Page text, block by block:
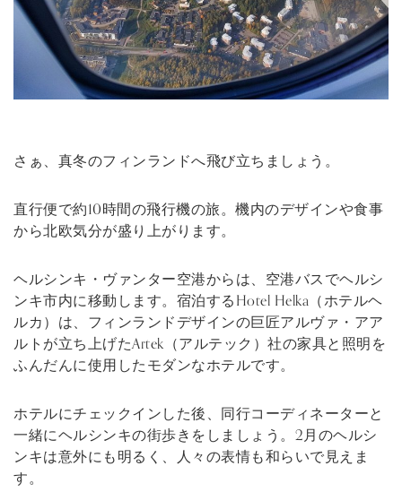
さぁ、真冬のフィンランドへ飛び立ちましょう。
直行便で約10時間の飛行機の旅。機内のデザインや食事
から北欧気分が盛り上がります。
ヘルシンキ・ヴァンター空港からは、空港バスでヘルシ
ンキ市内に移動します。宿泊するHotel Helka（ホテルヘ
ルカ）は、フィンランドデザインの巨匠アルヴァ・アア
ルトが立ち上げたArtek（アルテック）社の家具と照明を
ふんだんに使用したモダンなホテルです。
ホテルにチェックインした後、同行コーディネーターと
一緒にヘルシンキの街歩きをしましょう。2月のヘルシ
ンキは意外にも明るく、人々の表情も和らいで見えま
す。